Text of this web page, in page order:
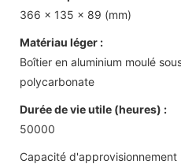
366 x 135 x 89 (mm)
Matériau léger :
Boîtier en aluminium moulé
polycarbonate
Durée de vie utile (heures) :
50000
Capacité d'approvisionnement